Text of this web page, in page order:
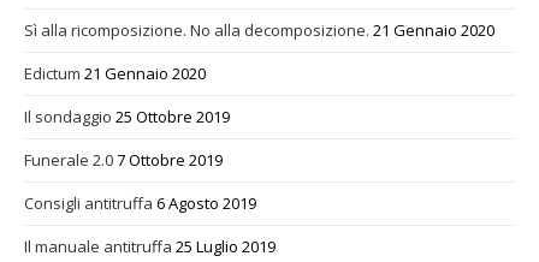
Sì alla ricomposizione. No alla decomposizione. 21 Gennaio 2020
Edictum 21 Gennaio 2020
Il sondaggio 25 Ottobre 2019
Funerale 2.07 Ottobre 2019
Consigli antitruffa 6 Agosto 2019
Il manuale antitruffa 25 Luglio 2019